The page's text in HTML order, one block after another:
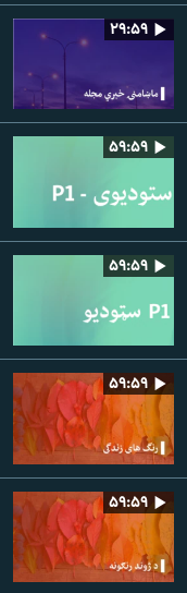
۲۹:۵۹
۵۹:۵۹
۵۹:۵۹
۵۹:۵۹
۵۹:۵۹